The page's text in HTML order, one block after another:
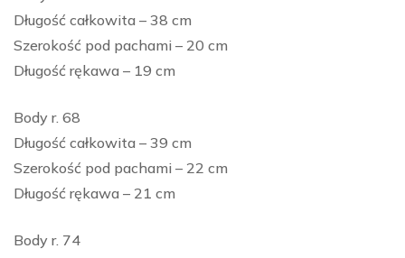
Długość całkowita – 38 cm
Szerokość pod pachami – 20 cm
Długość rękawa – 19 cm
Body r. 68
Długość całkowita – 39 cm
Szerokość pod pachami – 22 cm
Długość rękawa – 21 cm
Body r. 74